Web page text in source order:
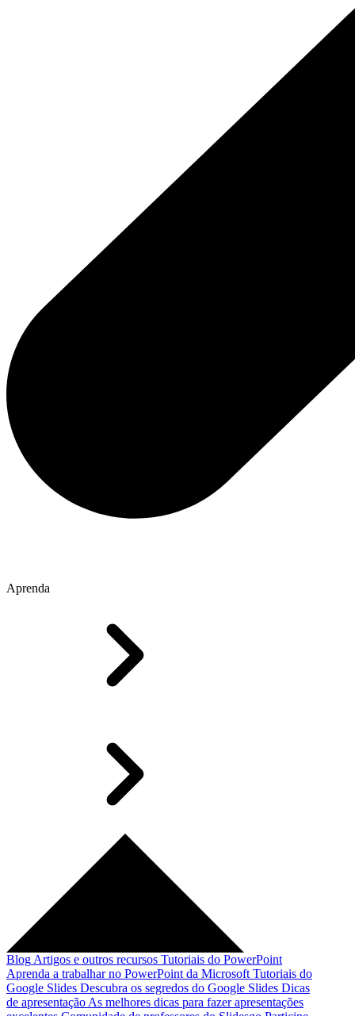
Aprenda
Blog Artigos e outros recursos Tutoriais do PowerPoint
Aprenda a trabalhar no PowerPoint da Microsoft Tutoriais do
Google Slides Descubra os segredos do Google Slides Dicas
de apresentação As melhores dicas para fazer apresentações